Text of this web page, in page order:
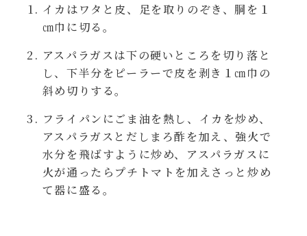
BBQ/キャンプ
炊飯器
ホットプレート
聖護院かぶらのもみじおろしぽん酢
ハコネーゼ 完熟トマト
ハコネーゼ 海老クリーム
ハコネーゼ ボロネーゼ
ハコネーゼ ポルチーニ
イカはワタと皮、足を取りのぞき、胴を１
㎝巾に切る。
アスパラガスは下の硬いところを切り落と
し、下半分をピーラーで皮を剥き１㎝巾の
斜め切りする。
フライパンにごま油を熱し、イカを炒め、
アスパラガスとだしまろ酢を加え、強火で
水分を飛ばすように炒め、アスパラガスに
火が通ったらプチトマトを加えさっと炒め
て器に盛る。